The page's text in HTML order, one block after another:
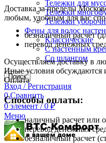
Тележки для
Тележки
Тележки
Фены для волос
Классические
С настенным
Со шлангом
Поиск
Вход / Регистрация
0 Сравнить
0элемент / 0₽
Меню
Доставка за пределы
любым, удобным для вас
безналичный расчет
перевод денежных
Осуществляем доставку в
Иные условия обсуждаются
Оплата
Способы оплаты:
наличный расчет или
перевод денежных
безналичный расчет